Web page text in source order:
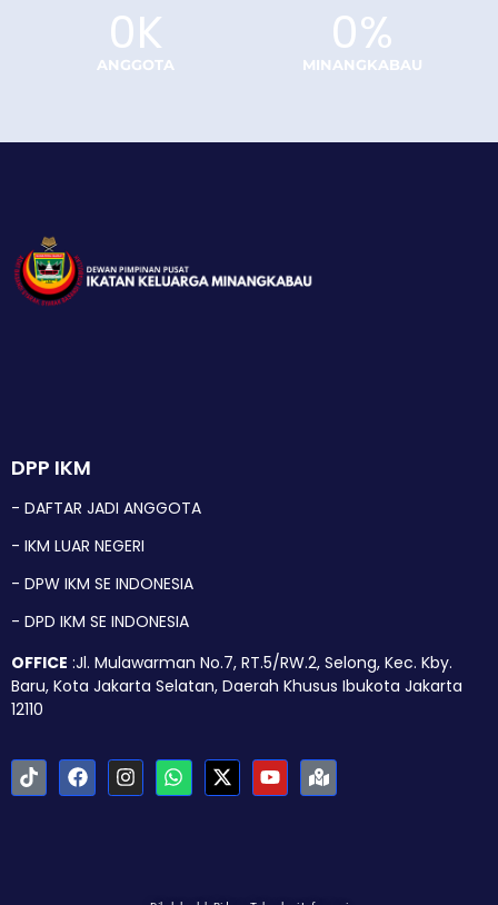
ANGGOTA
0K
MINANGKABAU
0%
DPP IKM
- DAFTAR JADI ANGGOTA
- IKM LUAR NEGERI
- DPW IKM SE INDONESIA
- DPD IKM SE INDONESIA
OFFICE :Jl. Mulawarman No.7, RT.5/RW.2, Selong, Kec. Kby.
Baru, Kota Jakarta Selatan, Daerah Khusus Ibukota Jakarta
12110